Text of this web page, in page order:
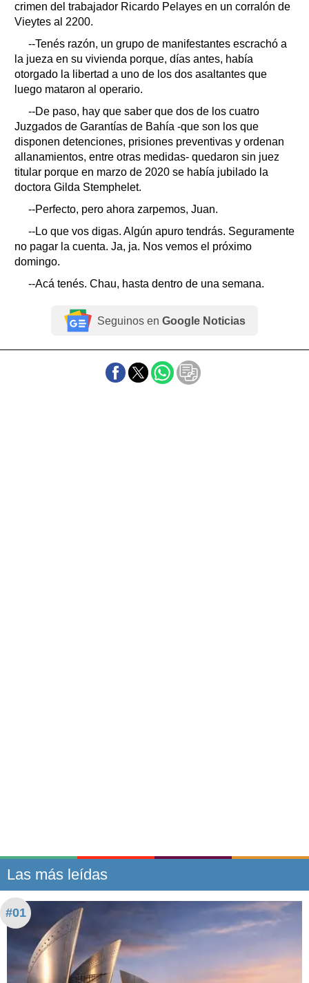
crimen del trabajador Ricardo Pelayes en un corralón de
Vieytes al 2200.
--Tenés razón, un grupo de manifestantes escrachó a
la jueza en su vivienda porque, días antes, había
otorgado la libertad a uno de los dos asaltantes que
luego mataron al operario.
--De paso, hay que saber que dos de los cuatro
Juzgados de Garantías de Bahía -que son los que
disponen detenciones, prisiones preventivas y ordenan
allanamientos, entre otras medidas- quedaron sin juez
titular porque en marzo de 2020 se había jubilado la
doctora Gilda Stemphelet.
--Perfecto, pero ahora zarpemos, Juan.
--Lo que vos digas. Algún apuro tendrás. Seguramente
no pagar la cuenta. Ja, ja. Nos vemos el próximo
domingo.
--Acá tenés. Chau, hasta dentro de una semana.
Seguinos en Google Noticias
Las más leídas
#01